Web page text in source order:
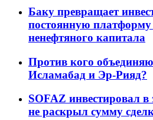
Баку превращает
постоянную
ненефтяного капитала
Против кого
Исламабад и Эр-Рияд?
SOFAZ инвестировал в
не раскрыл сумму